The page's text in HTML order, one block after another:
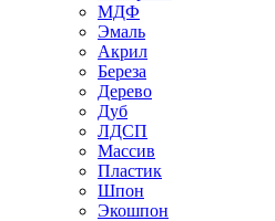
МДФ
Эмаль
Акрил
Береза
Дерево
Дуб
ЛДСП
Массив
Пластик
Шпон
Экошпон